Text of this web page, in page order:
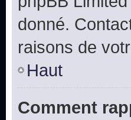
donné.
raisons de
Haut
Comment